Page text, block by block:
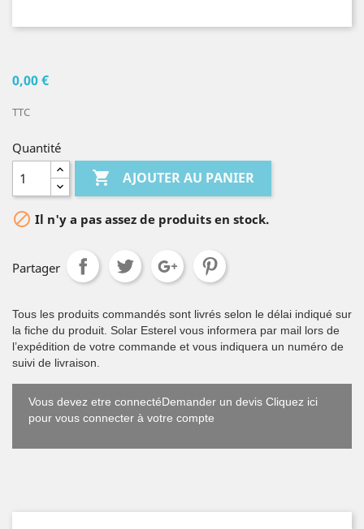
0,00 €
TTC
Quantité
 AJOUTER AU PANIER
 Il n'y a pas assez de produits en stock.
Partager
Tous les produits commandés sont livrés selon le délai indiqué sur
la fiche du produit. Solar Esterel vous informera par mail lors de
l’expédition de votre commande et vous indiquera un numéro de
suivi de livraison.
Vous devez etre connectéDemander un devis Cliquez ici
pour vous connecter à votre compte